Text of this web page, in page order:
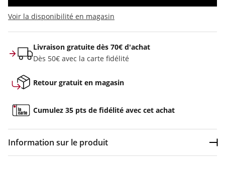
Voir la disponibilité en magasin
Livraison gratuite dès 70€ d'achat
Dès 50€ avec la carte fidélité
Retour gratuit en magasin
Cumulez 35 pts de fidélité avec cet achat
Information sur le produit